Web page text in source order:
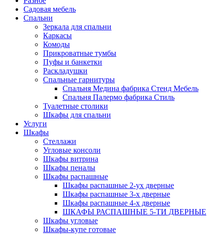
Садовая мебель
Спальни
Зеркала для спальни
Каркасы
Комоды
Прикроватные тумбы
Пуфы и банкетки
Раскладушки
Спальные гарнитуры
Спальня Медина фабрика Стенд Мебель
Спальня Палермо фабрика Стиль
Туалетные столики
Шкафы для спальни
Услуги
Шкафы
Стеллажи
Угловые консоли
Шкафы витрина
Шкафы пеналы
Шкафы распашные
Шкафы распашные 2-ух дверные
Шкафы распашные 3-х дверные
Шкафы распашные 4-х дверные
ШКАФЫ РАСПАШНЫЕ 5-ТИ ДВЕРНЫЕ
Шкафы угловые
Шкафы-купе готовые